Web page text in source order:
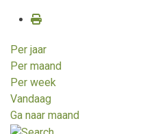
Per jaar
Per maand
Per week
Vandaag
Ga naar maand